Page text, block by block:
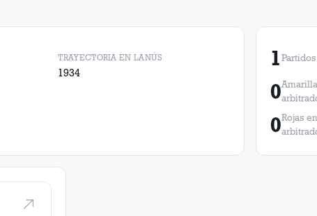
TRAYECTORIA EN LANÚS
1934
1Partidos
0
0Rojas